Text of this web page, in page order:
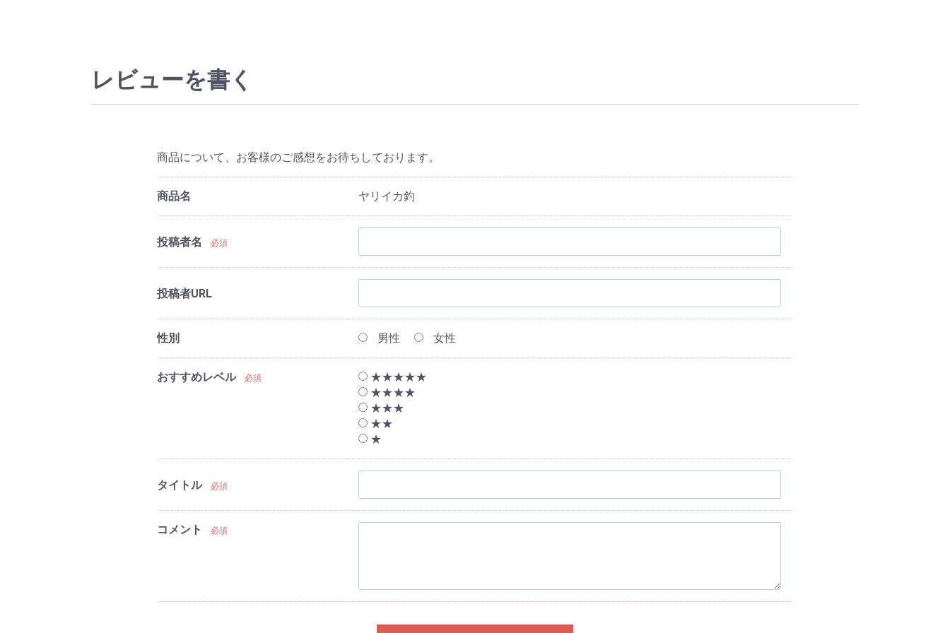
レビューを書く
商品について、お客様のご感想をお待ちしております。
商品名 ヤリイカ釣
投稿者名 必須
投稿者URL
性別 男性 女性
おすすめレベル 必須
★★★★★
★★★★
★★★
★★
★
タイトル 必須
コメント 必須